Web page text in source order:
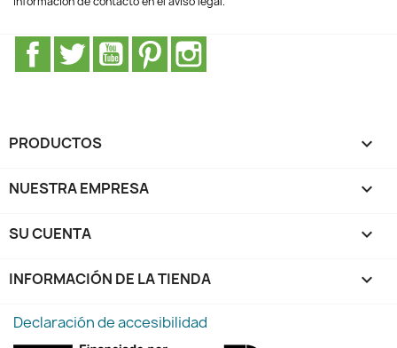
Facebook
Twitter YouTubePinterest
PRODUCTOS 
NUESTRA EMPRESA 
SU CUENTA 
INFORMACIÓN DE LA TIENDA keyboard_arrow_down
Declaración de accesibilidad